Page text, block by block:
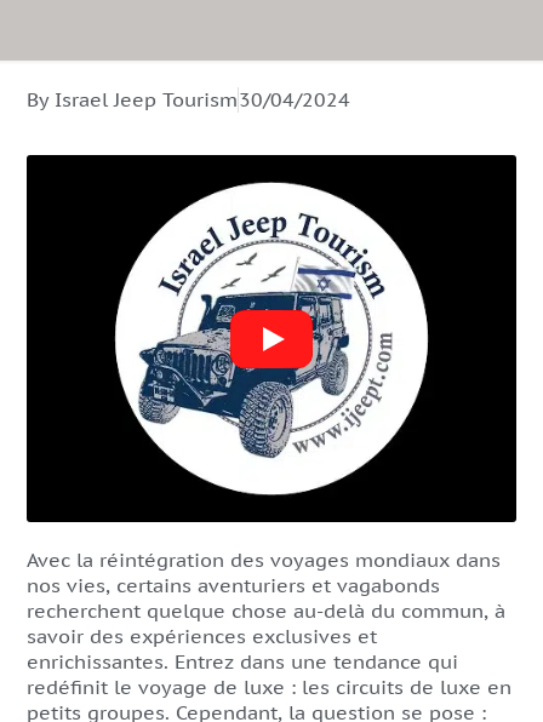
By Israel Jeep Tourism30/04/2024
Avec la réintégration des voyages mondiaux dans
nos vies, certains aventuriers et vagabonds
recherchent quelque chose au-delà du commun, à
savoir des expériences exclusives et
enrichissantes. Entrez dans une tendance qui
redéfinit le voyage de luxe : les circuits de luxe en
petits groupes. Cependant, la question se pose :